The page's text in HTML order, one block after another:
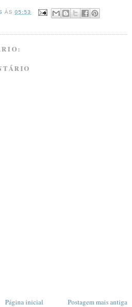
ÀS05:53
Postagem mais antiga
Página inicial